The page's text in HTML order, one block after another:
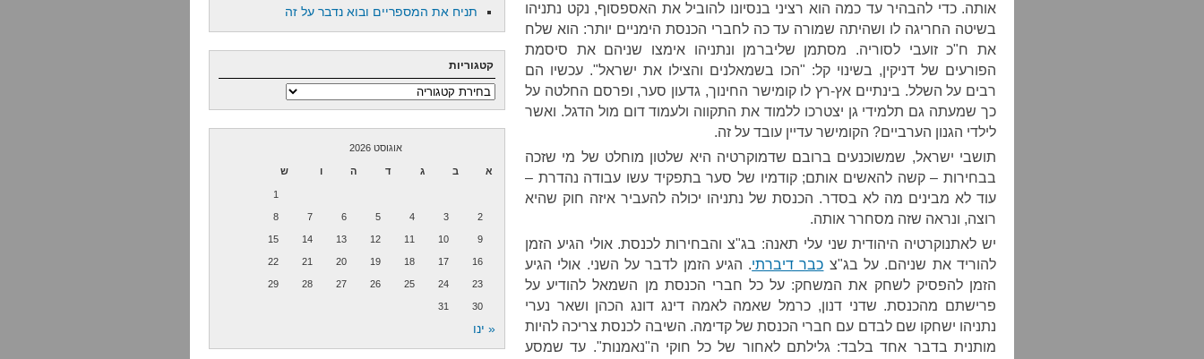
אותה. כדי להבהיר עד כמה הוא רציני בנסיונו להוביל את האספסוף, נקט נתניהו
בשיטה החריגה לו ושהיתה שמורה עד כה לחברי הכנסת הימניים יותר: הוא שלח
את ח"כ זועבי לסוריה. מסתמן שליברמן ונתניהו אימצו שניהם את סיסמת
הפורעים של דניקין, בשינוי קל: "הכו בשמאלנים והצילו את ישראל". עכשיו הם
רבים על השלל. בינתיים אץ-רץ לו קומישר החינוך, גדעון סער, ופרסם החלטה על
כך שמעתה גם תלמידי גן יצטרכו ללמוד את התקווה ולעמוד דום מול הדגל. ואשר
לילדי הגנון הערביים? הקומישר עדיין עובד על זה.
תושבי ישראל, שמשוכנעים ברובם שדמוקרטיה היא שלטון מוחלט של מי שזכה
בבחירות – קשה להאשים אותם; קודמיו של סער בתפקיד עשו עבודה נהדרת –
עוד לא מבינים מה לא בסדר. הכנסת של נתניהו יכולה להעביר איזה חוק שהיא
רוצה, ונראה שזה מסחרר אותה.
יש לאתנוקרטיה היהודית שני עלי תאנה: בג"צ והבחירות לכנסת. אולי הגיע הזמן
להוריד את שניהם. על בג"צ כבר דיברתי. הגיע הזמן לדבר על השני. אולי הגיע
הזמן להפסיק לשחק את המשחק: על כל חברי הכנסת מן השמאל להודיע על
פרישתם מהכנסת. שדני דנון, כרמל שאמה לאמה דינג דונג הכהן ושאר נערי
נתניהו ישחקו שם לבדם עם חברי הכנסת של קדימה. השיבה לכנסת צריכה להיות
מותנית בדבר אחד בלבד: גלילתם לאחור של כל חוקי ה"נאמנות". עד שמסע
תניח את המספריים ובוא נדבר על זה
קטגוריות
קטגוריות
אוגוסט 2026
א ב ג ד ה ו ש
1
2
3
4
5
6
7
8
9
10
11
12
13
14
15
16
17
18
19
20
21
22
23
24
25
26
27
28
29
30
31
« ינו